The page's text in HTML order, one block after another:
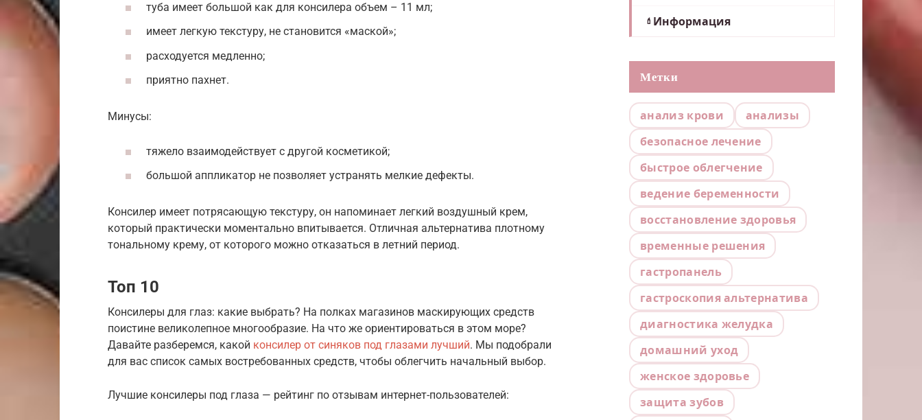
туба имеет большой как для консилера объем – 11 мл;
имеет легкую текстуру, не становится «маской»;
расходуется медленно;
приятно пахнет.
Минусы:
тяжело взаимодействует с другой косметикой;
большой аппликатор не позволяет устранять мелкие дефекты.
Консилер имеет потрясающую текстуру, он напоминает легкий воздушный крем,
который практически моментально впитывается. Отличная альтернатива плотному
тональному крему, от которого можно отказаться в летний период.
Топ 10
Консилеры для глаз: какие выбрать? На полках магазинов маскирующих средств
поистине великолепное многообразие. На что же ориентироваться в этом море?
Давайте разберемся, какой консилер от синяков под глазами лучший. Мы подобрали
для вас список самых востребованных средств, чтобы облегчить начальный выбор.
Лучшие консилеры под глаза — рейтинг по отзывам интернет-пользователей:
Информация
Метки
анализ крови
анализы
безопасное лечение
быстрое облегчение
ведение беременности
восстановление здоровья
временные решения
гастропанель
гастроскопия альтернатива
диагностика желудка
домашний уход
женское здоровье
защита зубов